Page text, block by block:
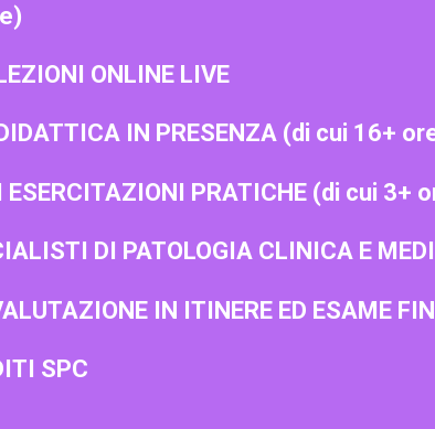
ONLINE LIVE
IN PRESENZA (di cui 16+
ESERCITAZIONI PRATICHE (di cui
DI PATOLOGIA CLINICA E
IN ITINERE ED ESAME
SPC